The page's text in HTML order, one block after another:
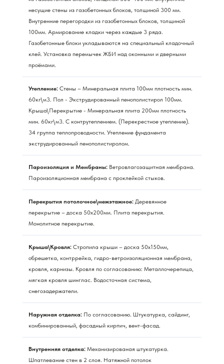
несущие стены из газобетонных блоков, толщиной 300 мм.
Внутренние перегородки из газобетонных блоков, толщиной
100мм. Армирование кладки через каждые 3 ряда.
Газобетонные блоки укладываются на специальный кладочный
клей. Установка перемычек ЖБИ над оконными и дверными
проёмами.
Утепление: Стены – Минеральная плита 100мм плотность мин.
60кг\м3. Пол - Экструдированный пенополистирол 100мм.
Крыша\Перекрытие - Минеральная плита 200мм плотность
мин. 60кг\м3. С контрутеплением. (Перекрестное утепление).
34 группа теплопроводности. Утепление фундамента
экструдированный пенополистиролом.
Пароизоляция и Мембраны: Ветровлагозащитная мембрана.
Пароизоляционная мембрана с проклейкой стыков.
Перекрытия потолочное\межэтажное: Деревянное
перекрытие – доска 50х200мм. Плита перекрытия.
Монолитное перекрытие.
Крыша\Кровля: Стропила крыши – доска 50х150мм,
обрешетка, контррейка, гидро-ветроизоляционная мембрана,
кровля, карнизы. Кровля по согласованию: Металлочерепица,
мягкая кровля шинглас. Водосточная система,
снегозадержатели.
Наружная отделка: По согласованию. Штукатурка, сайдинг,
комбинированный, фасадный кирпич, вент-фасад.
Внутренняя отделка: Механизированая штукатурка.
Шпатлевание стен в 2 слоя. Натяжной потолок